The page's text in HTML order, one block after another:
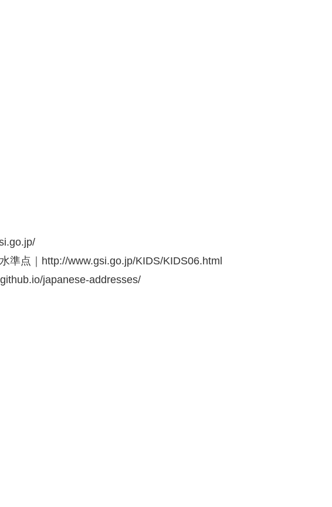
準点｜http://www.gsi.go.jp/KIDS/KIDS06.html
japanese-addresses/